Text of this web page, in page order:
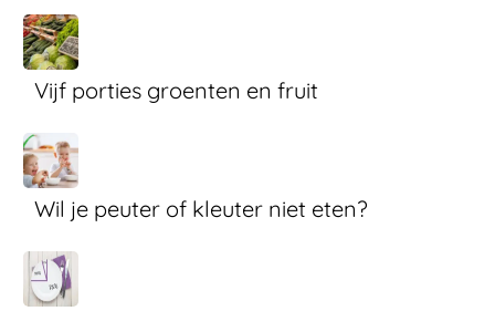
Vijf porties groenten en fruit
Wil je peuter of kleuter niet eten?